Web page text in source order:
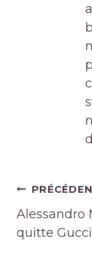
Navigation
de
l’article
Alessandro
quitte Gucci